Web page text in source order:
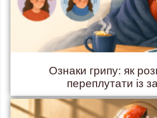
Ознаки грипу: як
переплутати із